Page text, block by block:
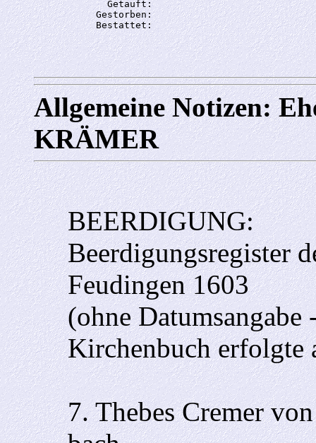
             Getauft:
           Gestorben:
Allgemeine Notizen:
KRÄMER
BEERDIGUNG:
Beerdigungsregister
Feudingen 1603
(ohne
Kirchenbuch erfolgte
7. Thebes Cremer